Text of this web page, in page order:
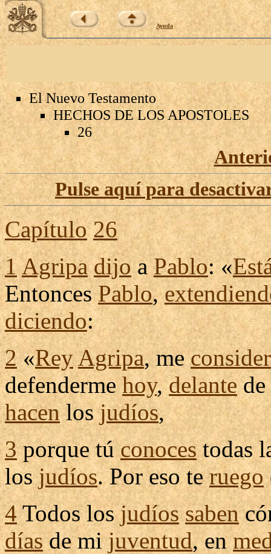
Ayuda
El Nuevo Testamento
HECHOS DE LOS APOSTOLES
26
Pulse aquí para
Capítulo 26
1Agripa dijoaPablo: «
EntoncesPablo,
diciendo:
2«Rey Agripa, me
defenderme hoy,delantede
hacenlosjudíos,
3porque túconocestodas
losjudíos. Por eso teruego
4Todos losjudíos saben
díasde mijuventud, en